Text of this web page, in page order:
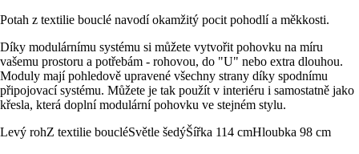
Potah z textilie bouclé navodí okamžitý pocit pohodlí a měkkosti.
Díky modulárnímu systému si můžete vytvořit pohovku na míru
vašemu prostoru a potřebám - rohovou, do "U" nebo extra dlouhou.
Moduly mají pohledově upravené všechny strany díky spodnímu
připojovací systému. Můžete je tak použít v interiéru i samostatně jako
křesla, která doplní modulární pohovku ve stejném stylu.
Levý rohZ textilie boucléSvětle šedýŠířka 114 cmHloubka 98 cm